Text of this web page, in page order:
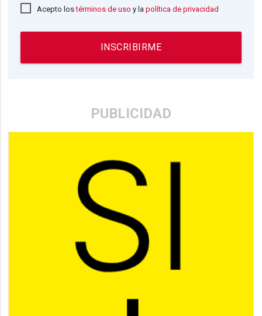
Acepto lostérminos de uso y lapolítica de privacidad
INSCRIBIRME
PUBLICIDAD